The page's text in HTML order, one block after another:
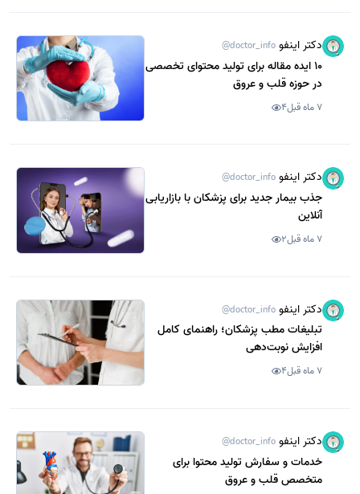
دکتر اینفو @doctor_info
10 ایده مقاله برای تولید محتوای تخصصی
در حوزه قلب و عروق
7 ماه قبل 4
دکتر اینفو @doctor_info
جذب بیمار جدید برای پزشکان با بازاریابی
آنلاین
7 ماه قبل 2
دکتر اینفو @doctor_info
تبلیغات مطب پزشکان؛ راهنمای کامل
افزایش نوبت‌دهی
7 ماه قبل 4
دکتر اینفو @doctor_info
خدمات و سفارش تولید محتوا برای
متخصص قلب و عروق